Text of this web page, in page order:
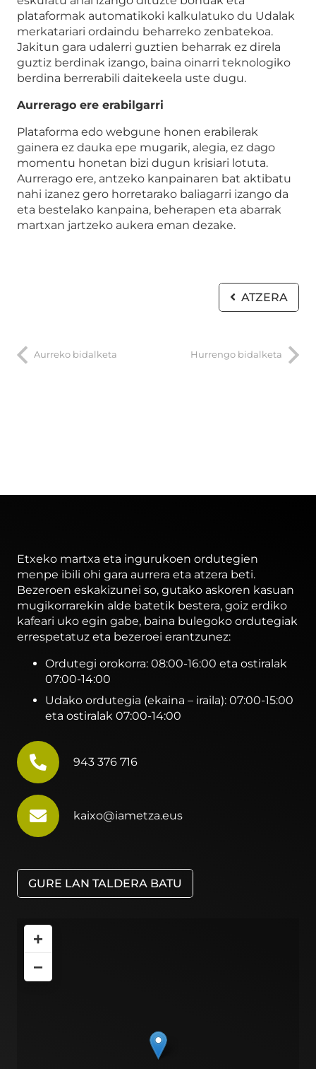
plataformak automatikoki kalkulatuko du Udalak
merkatariari ordaindu beharreko zenbatekoa.
Jakitun gara udalerri guztien beharrak ez direla
guztiz berdinak izango, baina oinarri teknologiko
berdina berrerabili daitekeela uste dugu.
Aurrerago ere erabilgarri
Plataforma edo webgune honen erabilerak
gainera ez dauka epe mugarik, alegia, ez dago
momentu honetan bizi dugun krisiari lotuta.
Aurrerago ere, antzeko kanpainaren bat aktibatu
nahi izanez gero horretarako baliagarri izango da
eta bestelako kanpaina, beherapen eta abarrak
martxan jartzeko aukera eman dezake.
ATZERA
Aurreko bidalketa Hurrengo bidalketa
Etxeko martxa eta ingurukoen ordutegien
menpe ibili ohi gara aurrera eta atzera beti.
Bezeroen eskakizunei so, gutako askoren kasuan
mugikorrarekin alde batetik bestera, goiz erdiko
kafeari uko egin gabe, baina bulegoko ordutegiak
errespetatuz eta bezeroei erantzunez:
Ordutegi orokorra: 08:00-16:00 eta ostiralak
07:00-14:00
Udako ordutegia (ekaina – iraila): 07:00-15:00
eta ostiralak 07:00-14:00
943 376 716
kaixo@iametza.eus
GURE LAN TALDERA BATU
+
−